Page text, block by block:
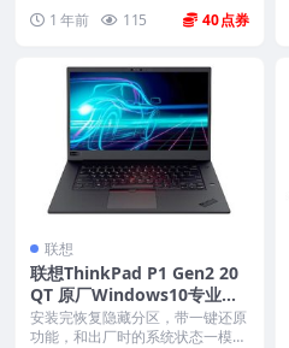
1 年前 115 40
联想
联想ThinkPad P1 Gen2 20
QT 原厂Windows10专业版
oem系统镜像下载
安装完恢复隐藏分区，带一键还原
功能，和出厂时的系统状态一模一